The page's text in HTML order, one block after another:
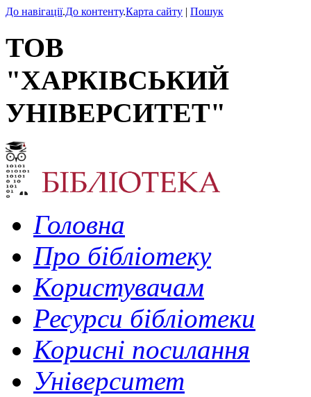
До навігації.До контенту.Карта сайту | Пошук
ТОВ
"ХАРКІВСЬКИЙ
УНІВЕРСИТЕТ"
Головна
Про бібліотеку
Користувачам
Ресурси бібліотеки
Корисні посилання
Університет